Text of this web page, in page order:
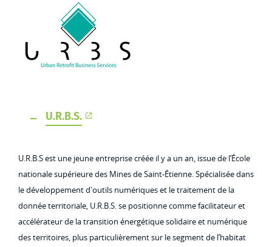
U.R.B.S.
U.R.B.S est une jeune entreprise créée il y a un an, issue de l’École
nationale supérieure des Mines de Saint-Étienne. Spécialisée dans
le développement d'outils numériques et le traitement de la
donnée territoriale, U.R.B.S. se positionne comme facilitateur et
accélérateur de la transition énergétique solidaire et numérique
des territoires, plus particulièrement sur le segment de l’habitat